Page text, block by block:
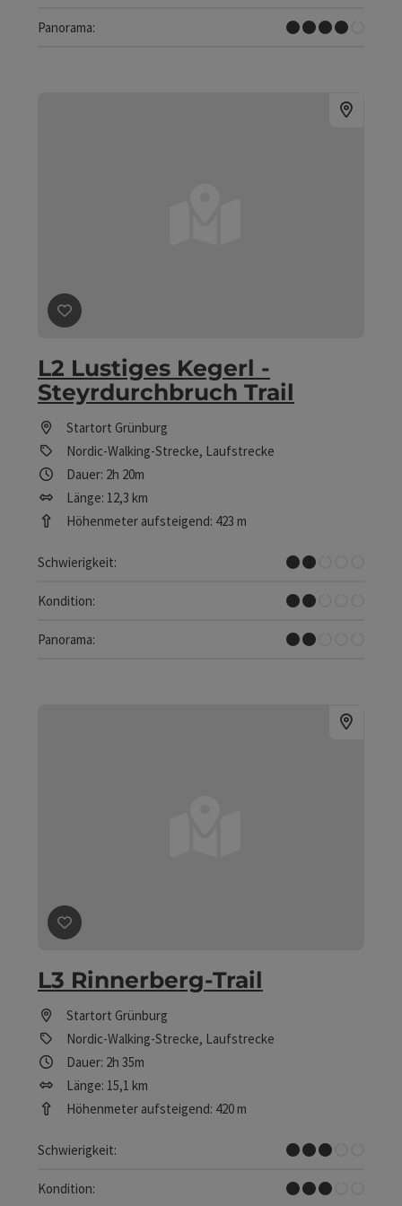
Panorama:
Tolles Panorama
Beitrag merken
L2 Lustiges Kegerl -
Steyrdurchbruch Trail
Startort Grünburg
Nordic-Walking-Strecke, Laufstrecke
Dauer: 2h 20m
Länge: 12,3 km
Höhenmeter aufsteigend: 423 m
Schwierigkeit:
Leicht
Kondition:
Leicht
Panorama:
Einzelne Ausblicke
Beitrag merken
L3 Rinnerberg-Trail
Startort Grünburg
Nordic-Walking-Strecke, Laufstrecke
Dauer: 2h 35m
Länge: 15,1 km
Höhenmeter aufsteigend: 420 m
Schwierigkeit:
Mittel
Kondition:
Mittel